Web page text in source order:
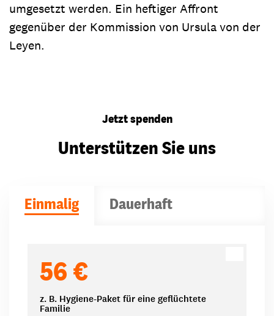
umgesetzt werden. Ein heftiger Affront
gegenüber der Kommission von Ursula von der
Leyen.
Jetzt spenden
Unterstützen Sie uns
Einmalig Dauerhaft
56 €
z. B. Hygiene-Paket für eine geflüchtete
Familie